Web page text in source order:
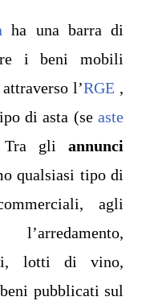
ha una barra di
i beni mobili
l’RGE ,
di asta (se aste
gli annunci
qualsiasi tipo di
agli
lotti di vino,
pubblicati sul